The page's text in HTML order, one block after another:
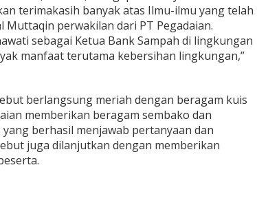
terimakasih banyak atas Ilmu-ilmu yang telah
Muttaqin perwakilan dari PT Pegadaian.
sebagai Ketua Bank Sampah di lingkungan
manfaat terutama kebersihan lingkungan,”
berlangsung meriah dengan beragam kuis
memberikan beragam sembako dan
berhasil menjawab pertanyaan dan
juga dilanjutkan dengan memberikan